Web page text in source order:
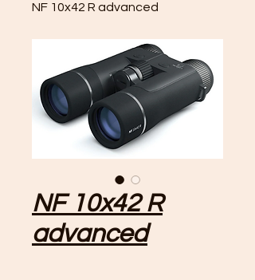
NF 10x42 R advanced
NF 10x42 R
advanced